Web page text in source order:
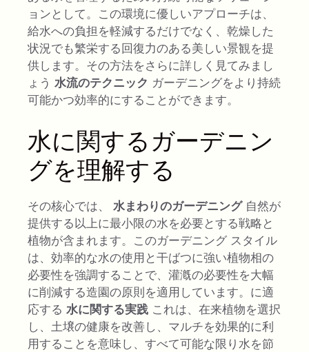
ョンとして。この環境に優しいアプローチは、
給水への負担を軽減するだけでなく、乾燥した
状況でも繁栄する回復力のある美しい景観を提
供します。その方法をさらに詳しく見てみまし
ょう 水流のテクニック ガーデニングをより持続
可能かつ効率的にすることができます。
水に関するガーデニン
グを理解する
その核心では、 水まわりのガーデニング自然が
提供する以上に最小限の水を必要とする戦略と
植物が含まれます。このガーデニング スタイル
は、効率的な水の使用と干ばつに強い植物相の
必要性を強調することで、灌漑の必要性を大幅
に削減する造園の原則を適用しています。に適
応する 水に関する実践 これは、在来植物を選択
し、土壌の健康を改善し、マルチを効果的に利
用することを意味し、すべて可能な限り水を節